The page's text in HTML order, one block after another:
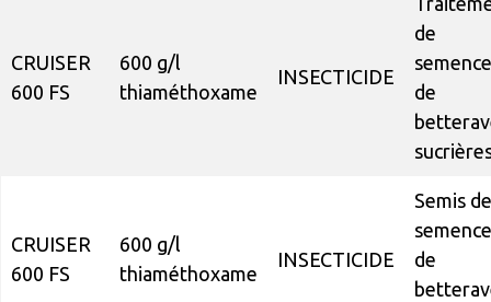
CRUISER
600 FS
600 g/l
thiaméthoxame
INSECTICIDE
de
de
CRUISER
600 FS
600 g/l
thiaméthoxame
INSECTICIDE
Semis de
de